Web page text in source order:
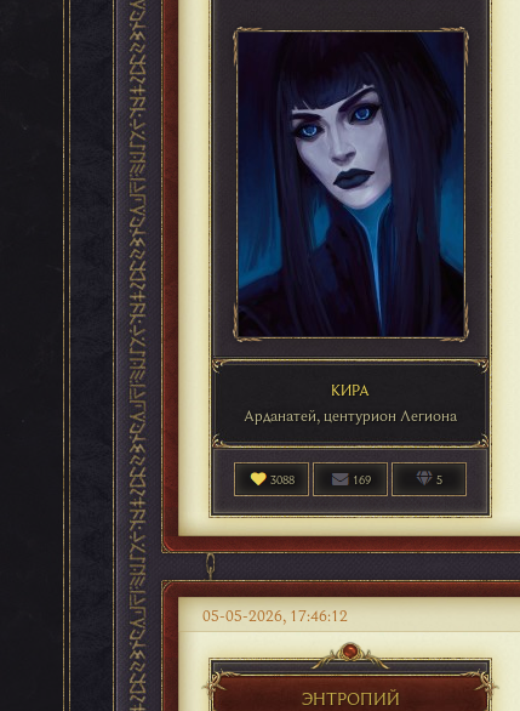
Арданатей, центурион Легиона
КИРА
3088 169 5
ЭНТРОПИЙ
05-05-2026, 17:46:12